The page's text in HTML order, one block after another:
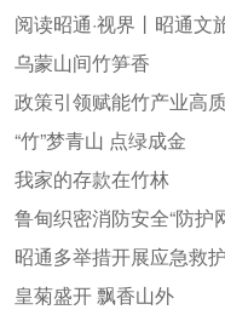
阅读昭通·视界丨昭通文
乌蒙山间竹笋香
政策引领赋能竹产业高
“竹”梦青山 点绿成金
我家的存款在竹林
鲁甸织密消防安全“防护
昭通多举措开展应急救
皇菊盛开 飘香山外